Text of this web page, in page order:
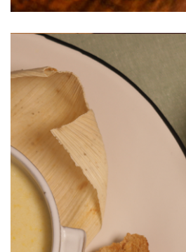
Crema de Elote